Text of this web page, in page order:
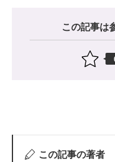
この記事は
この記事の著者